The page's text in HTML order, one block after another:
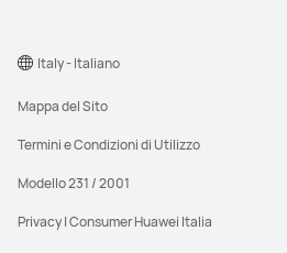
Mappa del Sito
Termini e Condizioni di Utilizzo
Modello 231 / 2001
Privacy | Consumer Huawei Italia
Italy - Italiano